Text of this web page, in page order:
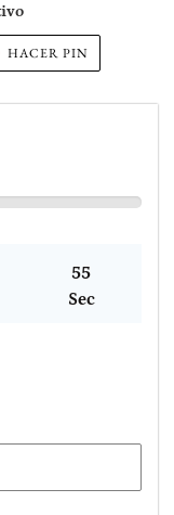
HACER PINPINEAR
PINTEREST
54
Sec